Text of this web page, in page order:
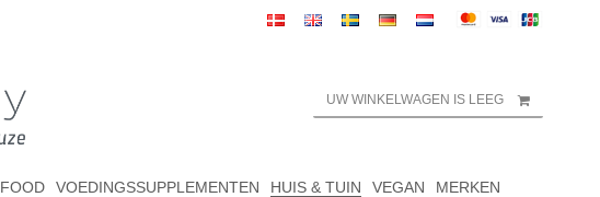
UW WINKELWAGEN IS LEEG
FOOD VOEDINGSSUPPLEMENTEN HUIS & TUIN VEGAN MERKEN